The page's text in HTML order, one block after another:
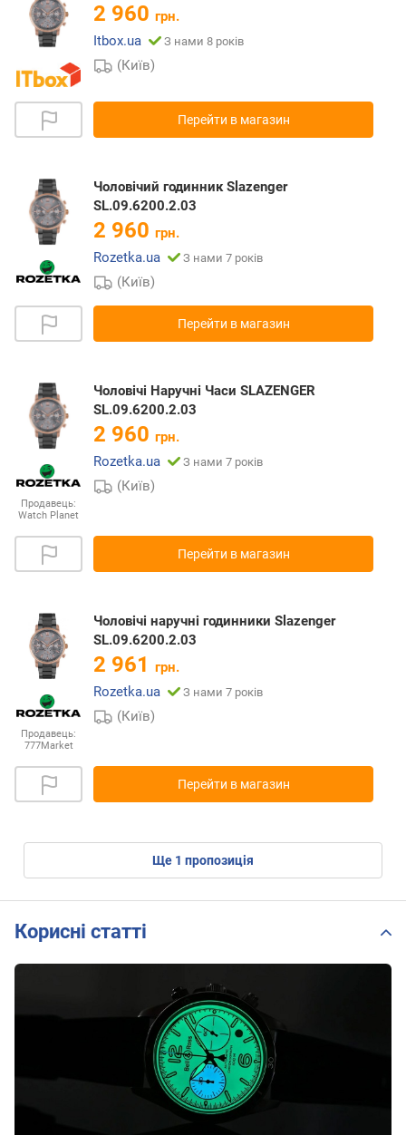
2 960 грн.
Itbox.ua
З нами 8 років
(Київ)
Перейти в магазин
Чоловічий годинник Slazenger
SL.09.6200.2.03
2 960 грн.
Rozetka.ua
З нами 7 років
(Київ)
Перейти в магазин
Продавець:
Watch Planet
Чоловічі Наручні Часи SLAZENGER
SL.09.6200.2.03
2 960 грн.
Rozetka.ua
З нами 7 років
(Київ)
Перейти в магазин
Продавець:
777Market
Чоловічі наручні годинники Slazenger
SL.09.6200.2.03
2 961 грн.
Rozetka.ua
З нами 7 років
(Київ)
Перейти в магазин
ще 1 пропозиція
Корисні статті